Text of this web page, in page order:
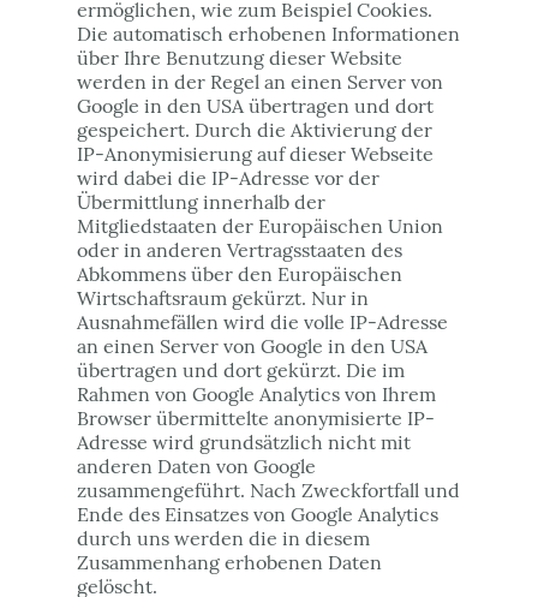
ermöglichen, wie zum Beispiel Cookies.
Die automatisch erhobenen Informationen
über Ihre Benutzung dieser Website
werden in der Regel an einen Server von
Google in den USA übertragen und dort
gespeichert. Durch die Aktivierung der
IP-Anonymisierung auf dieser Webseite
wird dabei die IP-Adresse vor der
Übermittlung innerhalb der
Mitgliedstaaten der Europäischen Union
oder in anderen Vertragsstaaten des
Abkommens über den Europäischen
Wirtschaftsraum gekürzt. Nur in
Ausnahmefällen wird die volle IP-Adresse
an einen Server von Google in den USA
übertragen und dort gekürzt. Die im
Rahmen von Google Analytics von Ihrem
Browser übermittelte anonymisierte IP-
Adresse wird grundsätzlich nicht mit
anderen Daten von Google
zusammengeführt. Nach Zweckfortfall und
Ende des Einsatzes von Google Analytics
durch uns werden die in diesem
Zusammenhang erhobenen Daten
gelöscht.